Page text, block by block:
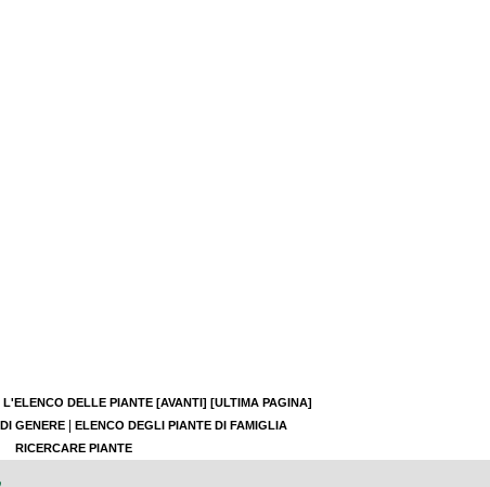
L'ELENCO DELLE PIANTE [AVANTI] [ULTIMA PAGINA]
GENERE
ELENCO DEGLI PIANTE DI FAMIGLIA
RICERCARE PIANTE